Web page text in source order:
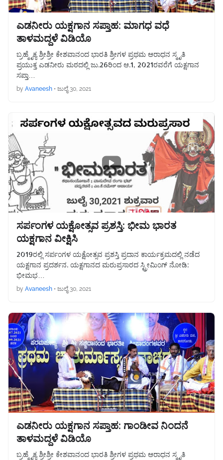
ಎಡನೀರು ಯಕ್ಷಗಾನ ಸಪ್ತಾಹ: ಮಾಗಧ ವಧೆ
ತಾಳಮದ್ದಳೆ ವಿಡಿಯೊ
ಬ್ರಹ್ಮೈಕ್ಯ ಶ್ರೀಶ್ರೀ ಕೇಶವಾನಂದ ಭಾರತಿ ಶ್ರೀಗಳ ಪ್ರಥಮ ಆರಾಧನ ಸ್ಮೃತಿ
ಪ್ರಯುಕ್ತ ಎಡನೀರು ಮಠದಲ್ಲಿ ಜು.26ರಿಂದ ಆ.1, 2021ರವರೆಗೆ ಯಕ್ಷಗಾನ
ಸಪ್ತಾ…
by Avaneesh • ಜುಲೈ 30, 2021
ಸರ್ಪಂಗಳ ಯಕ್ಷೋತ್ಸವ ಪ್ರಶಸ್ತಿ: ಭೀಮ ಭಾರತ
ಯಕ್ಷಗಾನ ವೀಕ್ಷಿಸಿ
2019ರಲ್ಲಿ ಸರ್ಪಂಗಳ ಯಕ್ಷೋತ್ಸವ ಪ್ರಶಸ್ತಿ ಪ್ರದಾನ ಕಾರ್ಯಕ್ರಮದಲ್ಲಿ ನಡೆದ
ಯಕ್ಷಗಾನ ಪ್ರದರ್ಶನ. ಯಕ್ಷಗಾನದ ಮರುಪ್ರಸಾರದ ಸ್ಟ್ರೀಮಿಂಗ್ ನೋಡಿ:
ಭೀಮಭ…
by Avaneesh • ಜುಲೈ 30, 2021
ಎಡನೀರು ಯಕ್ಷಗಾನ ಸಪ್ತಾಹ: ಗಾಂಡೀವ ನಿಂದನೆ
ತಾಳಮದ್ದಳೆ ವಿಡಿಯೊ
ಬ್ರಹ್ಮೈಕ್ಯ ಶ್ರೀಶ್ರೀ ಕೇಶವಾನಂದ ಭಾರತಿ ಶ್ರೀಗಳ ಪ್ರಥಮ ಆರಾಧನ ಸ್ಮೃತಿ